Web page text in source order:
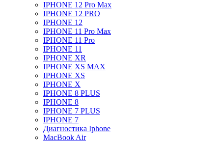
IPHONE 12 Pro Max
IPHONE 12 PRO
IPHONE 12
IPHONE 11 Pro Max
IPHONE 11 Pro
IPHONE 11
IPHONE XR
IPHONE XS MAX
IPHONE XS
IPHONE X
IPHONE 8 PLUS
IPHONE 8
IPHONE 7 PLUS
IPHONE 7
Диагностика Iphone
MacBook Air